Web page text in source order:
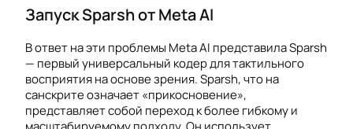
Запуск Sparsh от Meta AI
В ответ на эти проблемы Meta AI представила Sparsh
— первый универсальный кодер для тактильного
восприятия на основе зрения. Sparsh, что на
санскрите означает «прикосновение»,
представляет собой переход к более гибкому и